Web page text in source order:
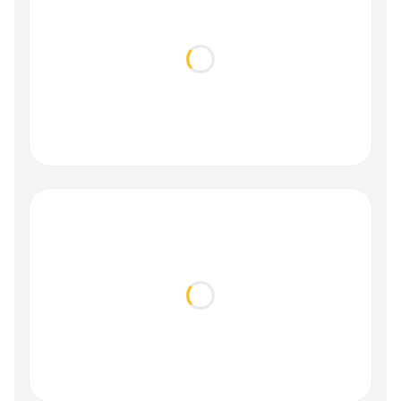
Loading...
Loading...